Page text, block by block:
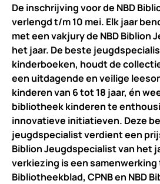
De inschrijving voor de NBD
verlengd t/m 10 mei. Elk jaar
met een vakjury de NBD Biblion
het jaar. De beste
kinderboeken, houdt de
een uitdagende en veilige
kinderen van 6 tot 18 jaar, én
bibliotheek kinderen te
innovatieve initiatieven. Deze
jeugdspecialist verdient een
Biblion Jeugdspecialist van het
verkiezing is een
Bibliotheekblad, CPNB en NBD